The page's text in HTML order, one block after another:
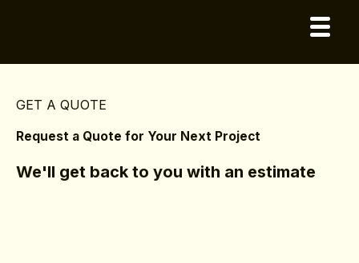
GET A QUOTE
Request a Quote for Your Next Project
We'll get back to you with an estimate